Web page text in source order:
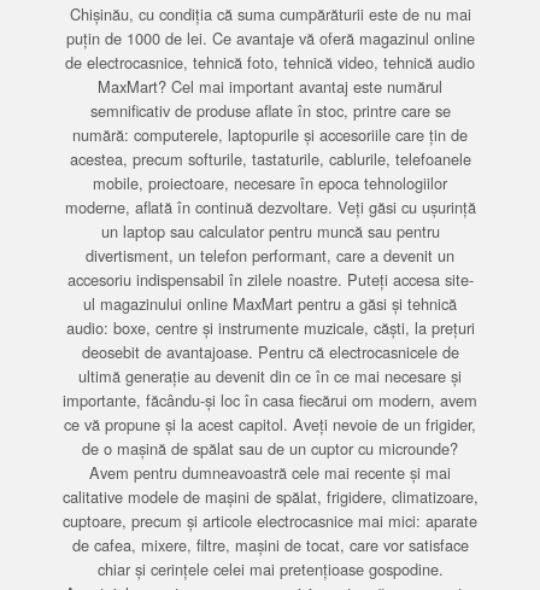
Chișinău, cu condiția că suma cumpărăturii este de nu mai
puțin de 1000 de lei. Ce avantaje vă oferă magazinul online
de electrocasnice, tehnică foto, tehnică video, tehnică audio
MaxMart? Cel mai important avantaj este numărul
semnificativ de produse aflate în stoc, printre care se
numără: computerele, laptopurile și accesoriile care țin de
acestea, precum softurile, tastaturile, cablurile, telefoanele
mobile, proiectoare, necesare în epoca tehnologiilor
moderne, aflată în continuă dezvoltare. Veți găsi cu ușurință
un laptop sau calculator pentru muncă sau pentru
divertisment, un telefon performant, care a devenit un
accesoriu indispensabil în zilele noastre. Puteți accesa site-
ul magazinului online MaxMart pentru a găsi și tehnică
audio: boxe, centre și instrumente muzicale, căști, la prețuri
deosebit de avantajoase. Pentru că electrocasnicele de
ultimă generație au devenit din ce în ce mai necesare și
importante, făcându-și loc în casa fiecărui om modern, avem
ce vă propune și la acest capitol. Aveți nevoie de un frigider,
de o mașină de spălat sau de un cuptor cu microunde?
Avem pentru dumneavoastră cele mai recente și mai
calitative modele de mașini de spălat, frigidere, climatizoare,
cuptoare, precum și articole electrocasnice mai mici: aparate
de cafea, mixere, filtre, mașini de tocat, care vor satisface
chiar și cerințele celei mai pretențioase gospodine.